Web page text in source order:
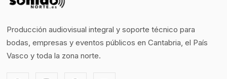
Producción audiovisual integral y soporte técnico para
bodas, empresas y eventos públicos en Cantabria, el País
Vasco y toda la zona norte.